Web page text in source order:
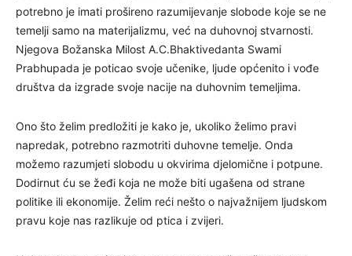
potrebno je imati prošireno razumijevanje slobode koje se ne
temelji samo na materijalizmu, već na duhovnoj stvarnosti.
Njegova Božanska Milost A.C.Bhaktivedanta Swami
Prabhupada je poticao svoje učenike, ljude općenito i vođe
društva da izgrade svoje nacije na duhovnim temeljima.
Ono što želim predložiti je kako je, ukoliko želimo pravi
napredak, potrebno razmotriti duhovne temelje. Onda
možemo razumjeti slobodu u okvirima djelomične i potpune.
Dodirnut ću se žeđi koja ne može biti ugašena od strane
politike ili ekonomije. Želim reći nešto o najvažnijem ljudskom
pravu koje nas razlikuje od ptica i zvijeri.